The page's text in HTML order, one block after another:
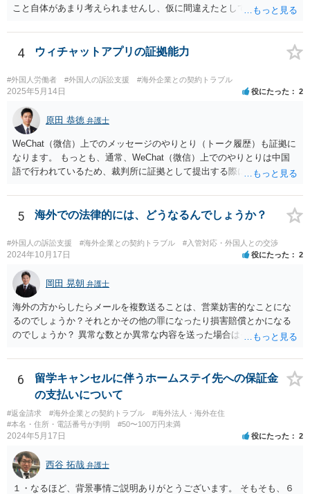
こと自体があまり考えられませんし、仮に間違えたとしても、海外の
で、paypayを使うというのは、話として怪しい感じがします。 絶対に
損のないように行動されるとよいと思われます。
4 ウィチャットアプリの証拠能力
#外国人労働者 #外国人の訴訟支援 #海外企業との契約トラブル
2025年5月14日 役にたった 2
原田 恭徳 弁護士
WeChat（微信）上でのメッセージのやりとり（トーク履歴）も証拠に
なります。 もっとも、通常、WeChat（微信）上でのやりとりは中国
語で行われているため、裁判所に証拠として提出する際には日本語の
5 海外での法律的には、どうなるんでしょうか？
#外国人の訴訟支援 #海外企業との契約トラブル #入管対応・外国人との交渉
2024年10月17日 役にたった 2
岡田 晃朝 弁護士
海外の方からしたらメールを複数送ることは、営業妨害的なことにな
るのでしょうか？それとかその他の罪になったり損害賠償とかになる
のでしょうか？ 異常な数とか異常な内容を送った場合はそういうこと
ませんが、日本ではそうです。 しかし、現実には、あまりないかとは
思います。 お礼を送ったなら、もう伝っているでしょうから、今後
は、止めておけばよいでしょう。
6
留学キャンセルに伴うホームステイ先への保証金
の支払いについて
#返金請求 #海外企業との契約トラブル
#海外法人・海外在住
#本名・住所・電話番号が判明
#50〜100万円未満
2024年5月17日 役にたった 2
西谷 拓哉 弁護士
１・なるほど、背景事情ご説明ありがとうございます。 そもそも、６